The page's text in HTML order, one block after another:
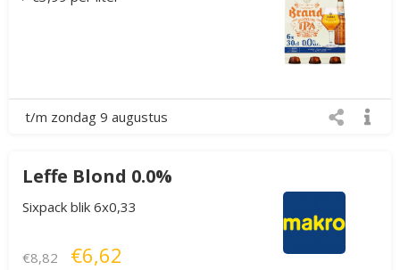
t/m zondag 9 augustus
Leffe Blond 0.0%
Sixpack blik 6x0,33
€8,82 €6,62